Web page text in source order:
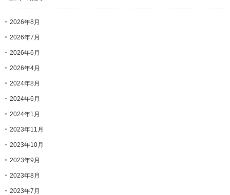
2026年8月
2026年7月
2026年6月
2026年4月
2024年8月
2024年6月
2024年1月
2023年11月
2023年10月
2023年9月
2023年8月
2023年7月